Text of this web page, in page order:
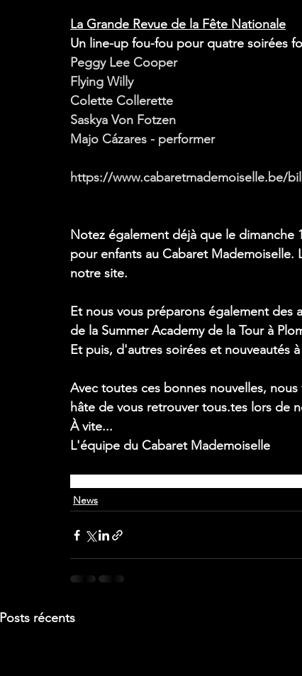
La Grande Revue de la Fête Nationale
Un line-up fou-fou pour quatre soirées
Peggy Lee Cooper
Flying Willy
Colette Collerette
Saskya Von Fotzen
Majo Cázares - performer
https://www.cabaretmademoiselle.be/
Notez également déjà que le dimanche
pour enfants au Cabaret
notre site.
Et nous vous préparons également des
de la Summer Academy de la Tour à
Et puis, d'autres soirées et nouveautés à
Avec toutes ces bonnes nouvelles,
hâte de vous retrouver tous.tes lors de
À vite...
L'équipe du Cabaret Mademoiselle
News
Posts récents